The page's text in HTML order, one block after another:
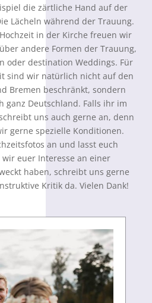
die zärtliche Hand auf der
Lächeln während der Trauung.
in der Kirche freuen wir
andere Formen der Trauung,
oder destination Weddings. Für
sind wir natürlich nicht auf den
Bremen beschränkt, sondern
ganz Deutschland. Falls ihr im
uns auch gerne an, denn
gerne spezielle Konditionen.
an und lasst euch
euer Interesse an einer
haben, schreibt uns gerne
Kritik da. Vielen Dank!